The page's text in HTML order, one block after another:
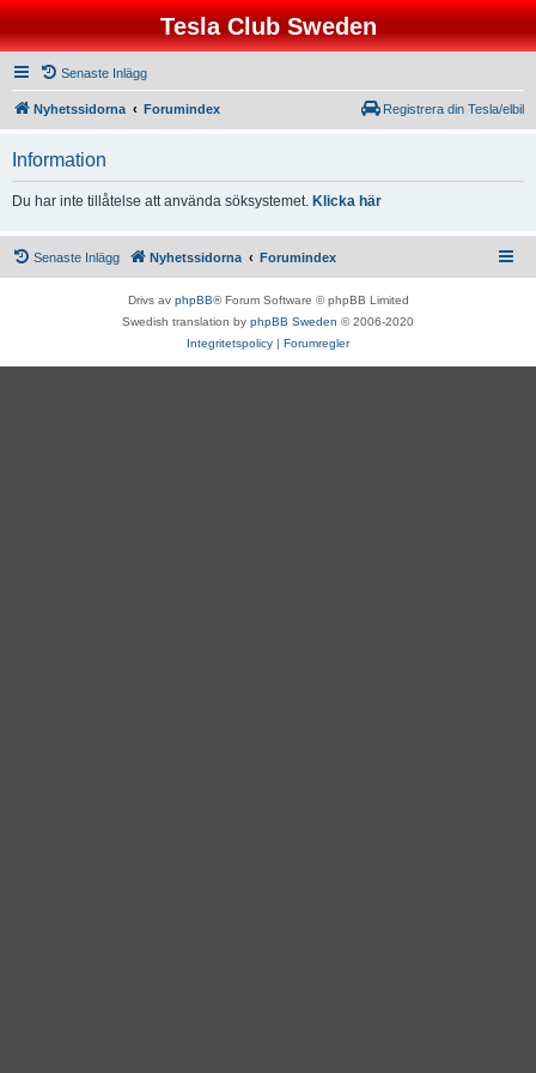
Tesla Club Sweden
Senaste Inlägg
Nyhetssidorna Forumindex Registrera din Tesla/elbil
Information
Du har inte tillåtelse att använda söksystemet. Klicka här
Senaste Inlägg Nyhetssidorna Forumindex
Drivs av phpBB® Forum Software © phpBB Limited
Swedish translation by phpBB Sweden © 2006-2020
Integritetspolicy | Forumregler